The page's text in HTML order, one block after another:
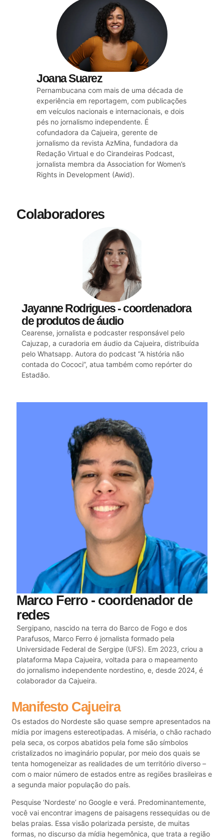
Joana Suarez
Pernambucana com mais de uma década de
experiência em reportagem, com publicações
em veículos nacionais e internacionais, e dois
pés no jornalismo independente. É
cofundadora da Cajueira, gerente de
jornalismo da revista AzMina, fundadora da
Redação Virtual e do Cirandeiras Podcast,
jornalista membra da Association for Women’s
Rights in Development (Awid).
Colaboradores
Jayanne Rodrigues - coordenadora
de produtos de áudio
Cearense, jornalista e podcaster responsável pelo
Cajuzap, a curadoria em áudio da Cajueira, distribuída
pelo Whatsapp. Autora do podcast “A história não
contada do Cococi”, atua também como repórter do
Estadão.
Marco Ferro - coordenador de
redes
Sergipano, nascido na terra do Barco de Fogo e dos
Parafusos, Marco Ferro é jornalista formado pela
Universidade Federal de Sergipe (UFS). Em 2023, criou a
plataforma Mapa Cajueira, voltada para o mapeamento
do jornalismo independente nordestino, e, desde 2024, é
colaborador da Cajueira.
Manifesto Cajueira
Os estados do Nordeste são quase sempre apresentados na
mídia por imagens estereotipadas. A miséria, o chão rachado
pela seca, os corpos abatidos pela fome são símbolos
cristalizados no imaginário popular, por meio dos quais se
tenta homogeneizar as realidades de um território diverso –
com o maior número de estados entre as regiões brasileiras e
a segunda maior população do país.
Pesquise ‘Nordeste’ no Google e verá. Predominantemente,
você vai encontrar imagens de paisagens ressequidas ou de
belas praias. Essa visão polarizada persiste, de muitas
formas, no discurso da mídia hegemônica, que trata a região